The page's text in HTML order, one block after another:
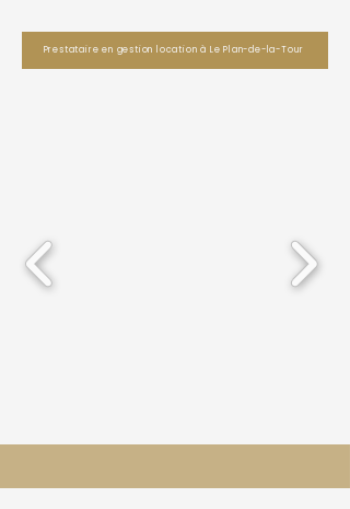
Prestataire en gestion location à Le Plan-de-la-Tour